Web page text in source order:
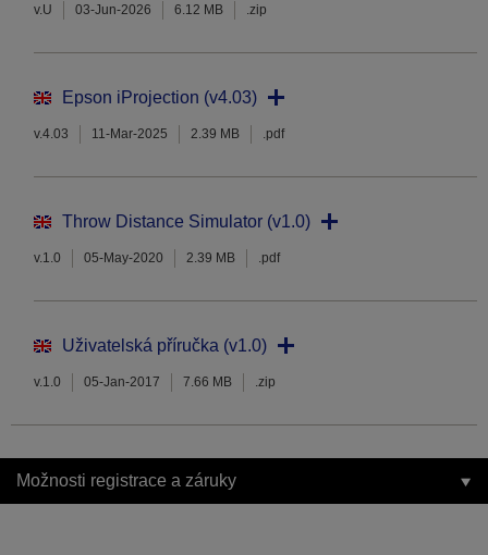
v.U 03-Jun-2026 6.12 MB .zip
Epson iProjection (v4.03)
v.4.03 11-Mar-2025 2.39 MB .pdf
Throw Distance Simulator (v1.0)
v.1.0 05-May-2020 2.39 MB .pdf
Uživatelská příručka (v1.0)
v.1.0 05-Jan-2017 7.66 MB .zip
Možnosti registrace a záruky